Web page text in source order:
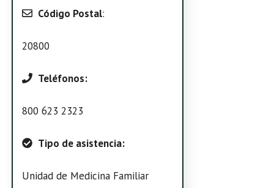
Código Postal:
20800
Teléfonos:
800 623 2323
Tipo de asistencia:
Unidad de Medicina Familiar